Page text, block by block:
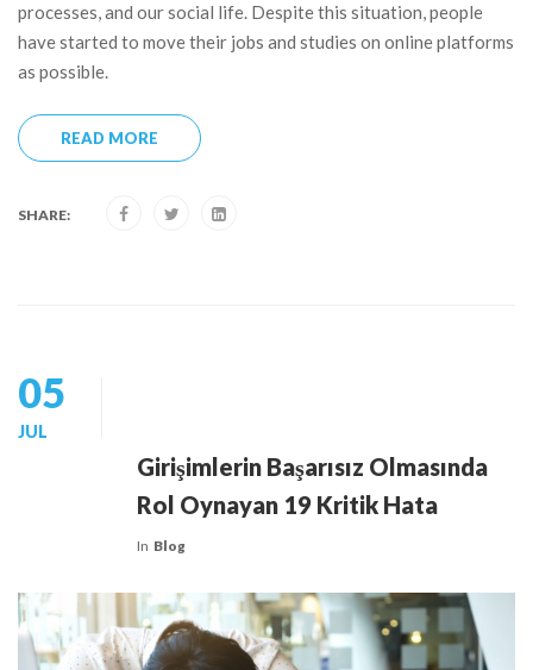
processes, and our social life. Despite this situation, people
have started to move their jobs and studies on online platforms
as possible.
READ MORE
SHARE:
05
JUL
Girişimlerin Başarısız Olmasında
Rol Oynayan 19 Kritik Hata
In Blog